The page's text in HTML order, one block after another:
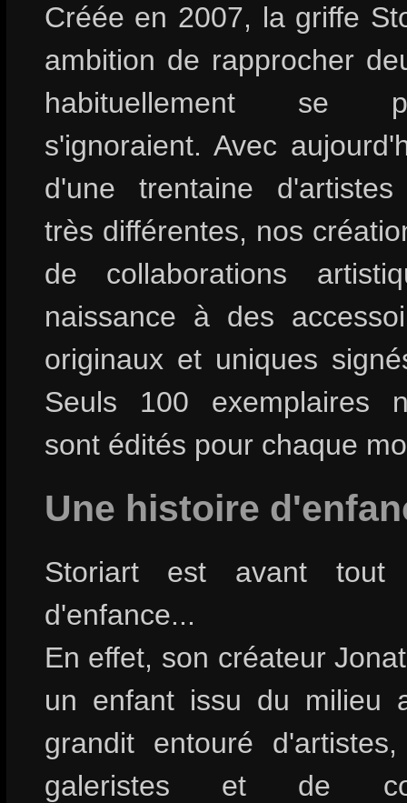
Créée en 2007, la griffe
ambition de rapprocher
habituellement se
s'ignoraient. Avec
d'une trentaine d'artistes
très différentes, nos
de collaborations
naissance à des
originaux et uniques
Seuls 100 exemplaires
sont édités pour chaque
Une histoire
Storiart est avant tout
d'enfance...
En effet, son créateur
un enfant issu du milieu
grandit entouré
galeristes et de